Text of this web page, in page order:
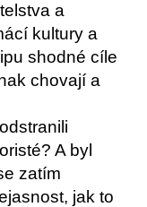
a
kultury a
shodné cíle
chovají a
A byl
zatím
jak to